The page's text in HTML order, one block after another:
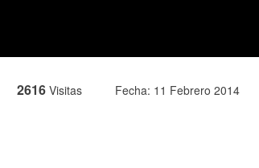
2616 Visitas Fecha: 11 Febrero 2014